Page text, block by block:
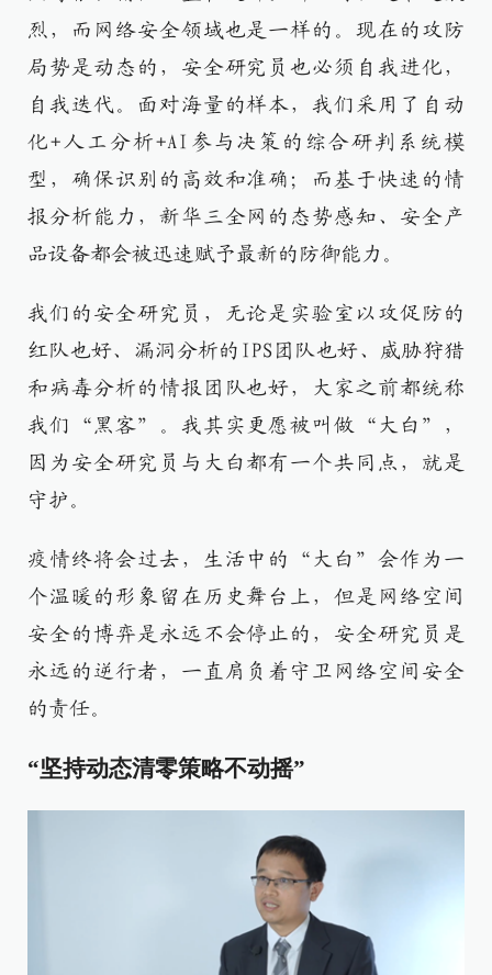
烈，而网络安全领域也是一样的。现在的攻防
局势是动态的，安全研究员也必须自我进化，
自我迭代。面对海量的样本，我们采用了自动
化+人工分析+AI参与决策的综合研判系统模
型，确保识别的高效和准确；而基于快速的情
报分析能力，新华三全网的态势感知、安全产
品设备都会被迅速赋予最新的防御能力。
我们的安全研究员，无论是实验室以攻促防的
红队也好、漏洞分析的IPS团队也好、威胁狩猎
和病毒分析的情报团队也好，大家之前都统称
我们“黑客”。我其实更愿被叫做“大白”，
因为安全研究员与大白都有一个共同点，就是
守护。
疫情终将会过去，生活中的“大白”会作为一
个温暖的形象留在历史舞台上，但是网络空间
安全的博弈是永远不会停止的，安全研究员是
永远的逆行者，一直肩负着守卫网络空间安全
的责任。
“坚持动态清零策略不动摇”